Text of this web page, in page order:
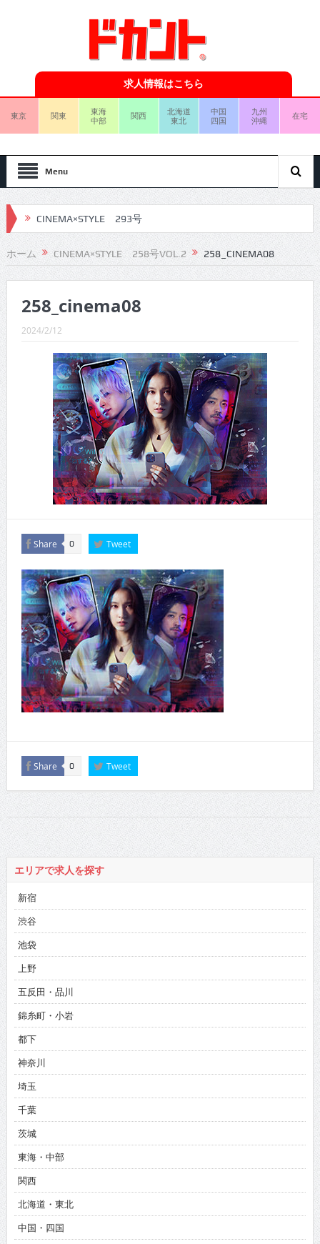
求人情報はこちら
東京 関東
東海
中部
関西
北海道
東北
中国
四国
九州
沖縄
在宅
Menu
CINEMA×STYLE 293号
CINEMA×STYLE 292号
CINEMA×STYLE 291号
CINEMA×STYLE 290号
CINEMA×STYLE 289号
CINEMA×STYLE 288号
CINEMA×STYLE 287号
CINEMA×STYLE 286号
CINEMA×STYLE 285号
CINEMA×STYLE 294号
ホーム CINEMA×STYLE 258号VOL.2 258_CINEMA08
258_cinema08
2024/2/12
Share 0 Tweet
Share 0 Tweet
エリアで求人を探す
新宿
渋谷
池袋
上野
五反田・品川
錦糸町・小岩
都下
神奈川
埼玉
千葉
茨城
東海・中部
関西
北海道・東北
中国・四国